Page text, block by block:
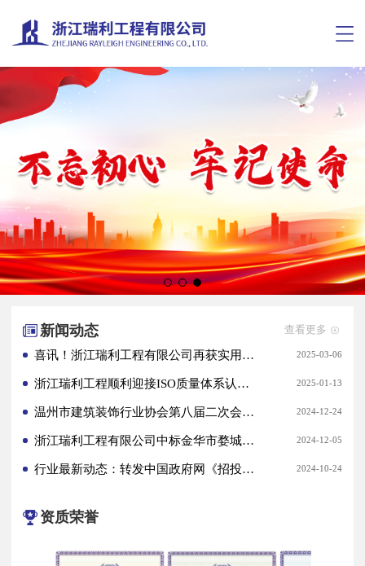
新闻动态 查看更多
喜讯！浙江瑞利工程有限公司再获实用新型专利证书 2025-03-06
浙江瑞利工程顺利迎接ISO质量体系认证年度监督审核 2025-01-13
温州市建筑装饰行业协会第八届二次会员大会 暨三次理事会议成功召开 2024-12-24
浙江瑞利工程有限公司中标金华市婺城区苏孟乡后岗村移民文化馆项目 2024-12-05
行业最新动态：转发中国政府网《招投标领域重磅文件发布！》 2024-10-24
资质荣誉